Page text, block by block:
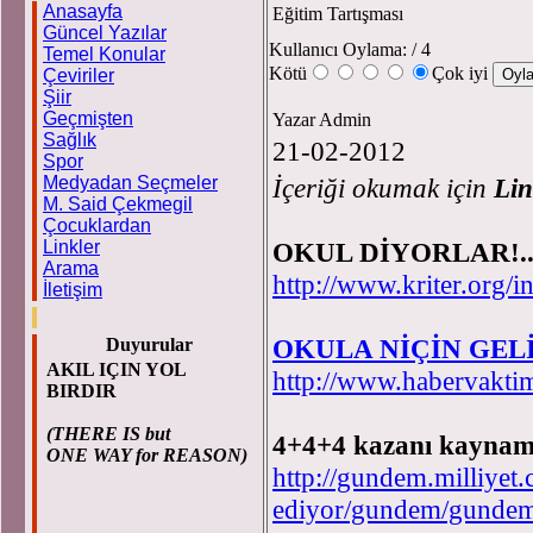
Anasayfa
Güncel Yazılar
Temel Konular
Çeviriler
Şiir
Geçmişten
Sağlık
Spor
Medyadan Seçmeler
M. Said Çekmegil
Çocuklardan
Linkler
Arama
İletişim
Duyurular
AKIL IÇIN YOL
BIRDIR
(THERE IS but
ONE WAY for REASON)
Eğitim Tartışması
Kullanıcı Oylama: / 4
Kötü
Çok iyi
Yazar Admin
21-02-2012
İçeriği okumak için
OKUL
http://www.kriter.org/
OKULA NİÇİN
http://
4+4+4 kazanı
http://
ediyor/gundem/